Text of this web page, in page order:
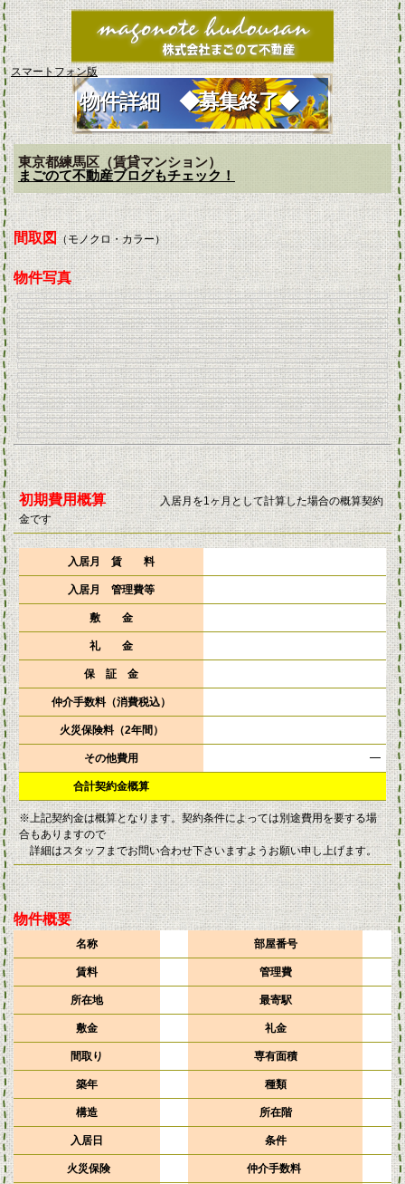
スマートフォン版
物件詳細 ◆募集終了◆
東京都練馬区（賃貸マンション）
まごのて不動産ブログもチェック！
間取図（モノクロ・カラー）
物件写真
初期費用概算入居月を1ヶ月として計算した場合の概算契約
金です
入居月 賃 料
入居月 管理費等
敷 金
礼 金
保 証 金
仲介手数料（消費税込）
火災保険料（2年間）
その他費用 ━
合計契約金概算
※上記契約金は概算となります。契約条件によっては別途費用を要する場
合もありますので
詳細はスタッフまでお問い合わせ下さいますようお願い申し上げます。
物件概要
名称 部屋番号
賃料 管理費
所在地 最寄駅
敷金 礼金
間取り 専有面積
築年 種類
構造 所在階
入居日 条件
火災保険 仲介手数料